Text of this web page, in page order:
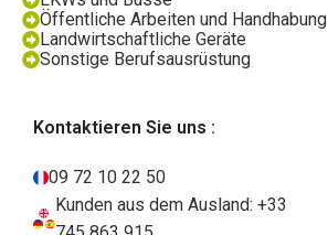
Öffentliche Arbeiten und Handhabung
Landwirtschaftliche Geräte
Sonstige Berufsausrüstung
Kontaktieren Sie uns :
09 72 10 22 50
Kunden aus dem Ausland: +33